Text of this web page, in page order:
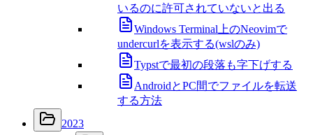
いるのに許可されていないと出る
Windows Terminal上のNeovimで
undercurlを表示する(wslのみ)
Typstで最初の段落も字下げする
AndroidとPC間でファイルを転送
する方法
2023